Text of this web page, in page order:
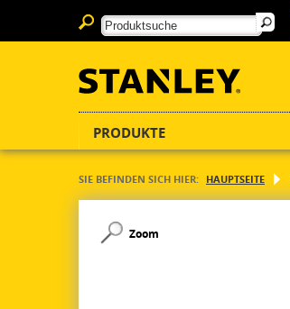
PRODUKTE
SIE BEFINDEN SICH HIER: HAUPTSEITE
Zoom